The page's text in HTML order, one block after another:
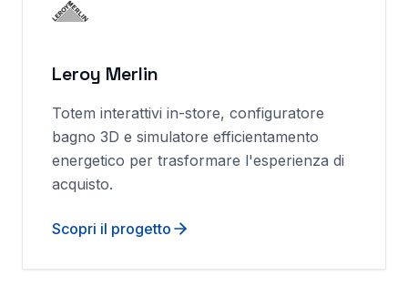
Leroy Merlin
Totem interattivi in-store, configuratore
bagno 3D e simulatore efficientamento
energetico per trasformare l'esperienza di
acquisto.
Scopri il progetto